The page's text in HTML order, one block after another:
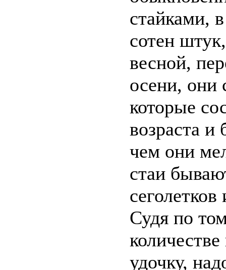
стайками,
сотен
весной,
осени, они
которые
возраста
чем они
стаи
Судя по
удочку,